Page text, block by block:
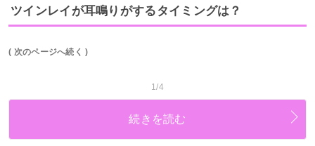
ツインレイが耳鳴りがするタイミングは？
( 次のページへ続く )
1/4
続きを読む